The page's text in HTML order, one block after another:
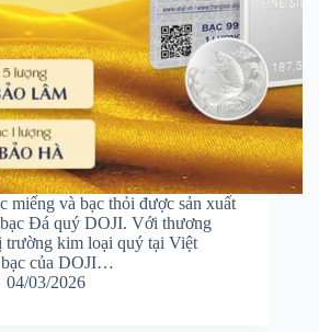
miếng và bạc thỏi được sản xuất
Đá quý DOJI. Với thương
trường kim loại quý tại Việt
bạc của DOJI…
04/03/2026